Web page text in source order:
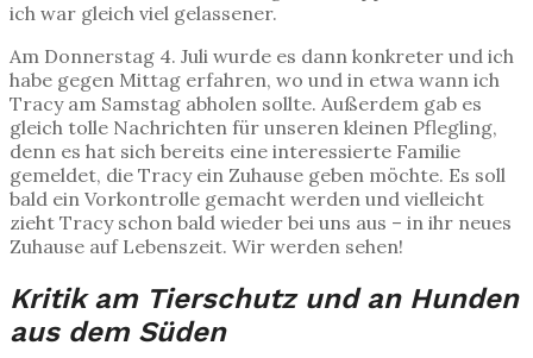
ich war gleich viel gelassener.
Am Donnerstag 4. Juli wurde es dann konkreter und ich
habe gegen Mittag erfahren, wo und in etwa wann ich
Tracy am Samstag abholen sollte. Außerdem gab es
gleich tolle Nachrichten für unseren kleinen Pflegling,
denn es hat sich bereits eine interessierte Familie
gemeldet, die Tracy ein Zuhause geben möchte. Es soll
bald ein Vorkontrolle gemacht werden und vielleicht
zieht Tracy schon bald wieder bei uns aus – in ihr neues
Zuhause auf Lebenszeit. Wir werden sehen!
Kritik am Tierschutz und an Hunden
aus dem Süden